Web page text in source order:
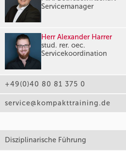
Servicemanager
Herr Alexander Harrer
stud. rer. oec.
Servicekoordination
+49(0)40 80 81 375 0
service@kompakttraining.de
Disziplinarische Führung